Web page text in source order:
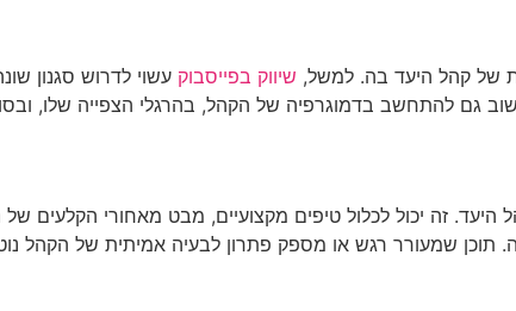
של קהל היעד בה. למשל, שיווק בפייסבוק עשוי לדרוש סגנון
גם להתחשב בדמוגרפיה של הקהל, בהרגלי הצפייה שלו,
היעד. זה יכול לכלול טיפים מקצועיים, מבט מאחורי
תוכן שמעורר רגש או מספק פתרון לבעיה אמיתית של הקהל